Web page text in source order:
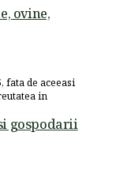
ovine,
fata de aceeasi
in
gospodarii